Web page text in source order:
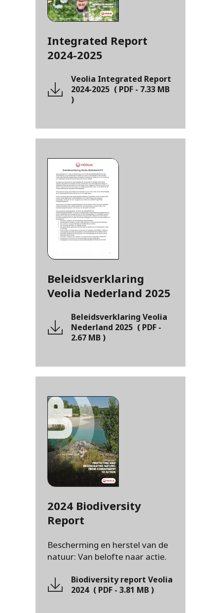
Integrated Report
2024-2025
Veolia Integrated Report
2024-2025 ( PDF - 7.33 MB
)
Beleidsverklaring
Veolia Nederland 2025
Beleidsverklaring Veolia
Nederland 2025 ( PDF -
2.67 MB )
2024 Biodiversity
Report
Bescherming en herstel van de
natuur: Van belofte naar actie.
Biodiversity report Veolia
2024 ( PDF - 3.81 MB )